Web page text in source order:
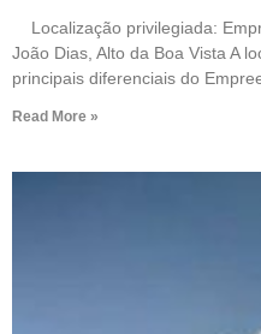
Localização privilegiada:
João Dias, Alto da Boa Vista A
principais diferenciais do
Read More »